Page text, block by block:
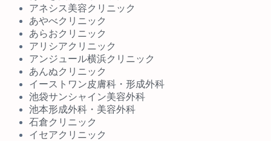
アネシス美容クリニック
あやべクリニック
あらおクリニック
アリシアクリニック
アンジュール横浜クリニック
あんぬクリニック
イーストワン皮膚科・形成外科
池袋サンシャイン美容外科
池本形成外科・美容外科
石倉クリニック
イセアクリニック